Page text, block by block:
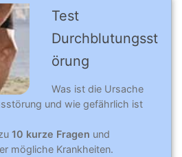
Test
Durchblutungsst
örung
Was ist die Ursache
und wie gefährlich ist
10 kurze Fragen und
mögliche Krankheiten.